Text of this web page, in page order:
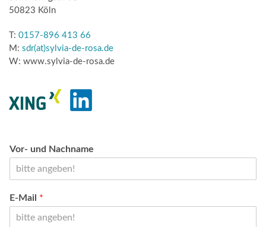
50823 Köln
T: 0157-896 413 66
M: sdr(at)sylvia-de-rosa.de
W: www.sylvia-de-rosa.de
Vor- und Nachname
E-Mail *